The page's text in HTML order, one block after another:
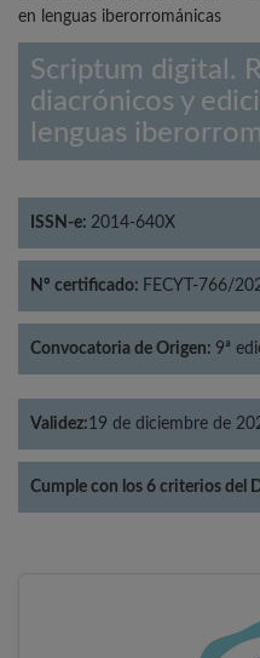
en lenguas iberorrománicas
Scriptum digital.
diacrónicos y
lenguas
ISSN-e: 2014-640X
Nº certificado: FECYT-766/
Convocatoria de Origen: 9ª
Validez:19 de diciembre de
Cumple con los 6 criterios del